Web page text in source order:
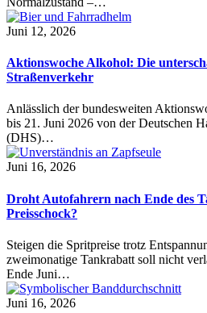
Juni 12, 2026
Aktionswoche Alkohol: Die
Straßenverkehr
Anlässlich der bundesweiten
bis 21. Juni 2026 von der Deutschen
(DHS)…
Juni 16, 2026
Droht Autofahrern nach Ende des
Preisschock?
Steigen die Spritpreise trotz
zweimonatige Tankrabatt soll nicht
Ende Juni…
Juni 16, 2026